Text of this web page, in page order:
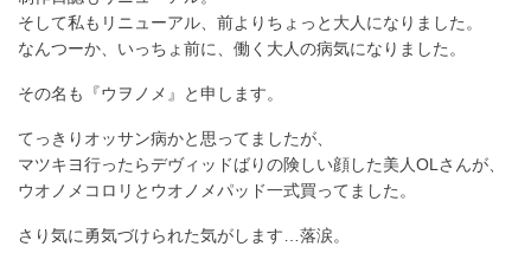
そして私もリニューアル、前よりちょっと大人になりました。
なんつーか、いっちょ前に、働く大人の病気になりました。
その名も『ウヲノメ』と申します。
てっきりオッサン病かと思ってましたが、
マツキヨ行ったらデヴィッドばりの険しい顔した美人OLさんが、
ウオノメコロリとウオノメパッド一式買ってました。
さり気に勇気づけられた気がします…落涙。